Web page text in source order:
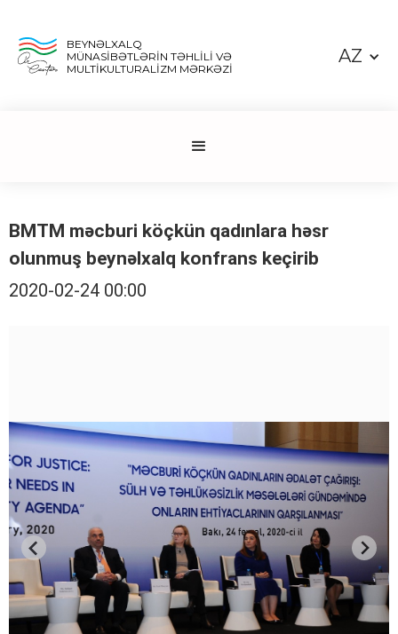
BEYNƏLXALQ
MÜNASİBƏTLƏRİN TƏHLİLİ VƏ
MULTİKULTURALİZM MƏRKƏZİ
AZ
BMTM məcburi köçkün qadınlara həsr
olunmuş beynəlxalq konfrans keçirib
2020-02-24 00:00